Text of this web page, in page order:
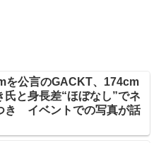
を公言のGACKT、174cm
氏と身長差“ほぼなし”でネ
き イベントでの写真が話